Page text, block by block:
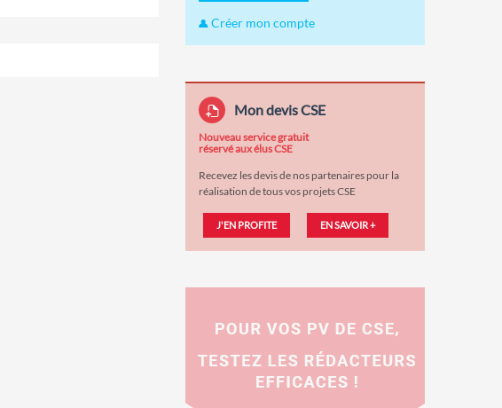
Créer mon compte
Mon devis CSE
Nouveau service gratuit
réservé aux élus CSE
Recevez les devis de nos partenaires pour la
réalisation de tous vos projets CSE
J'EN PROFITE EN SAVOIR +